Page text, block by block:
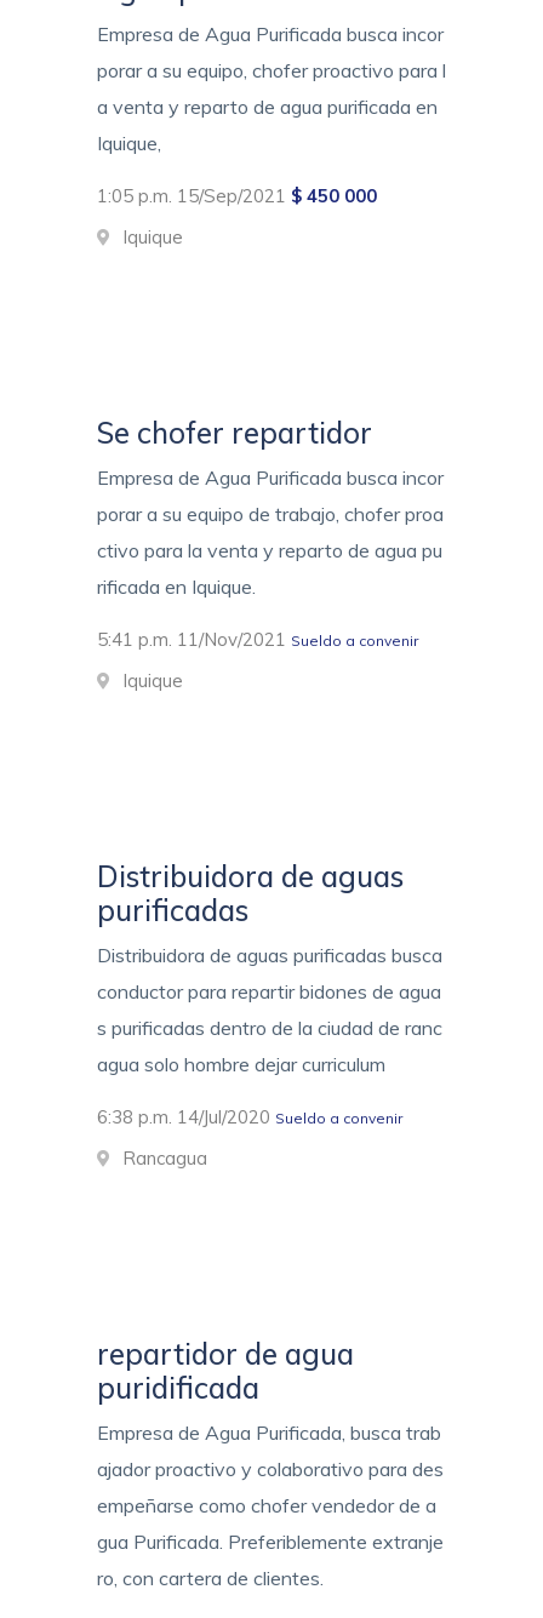
Empresa de Agua Purificada busca incor
porar a su equipo, chofer proactivo para l
a venta y reparto de agua purificada en
Iquique,
1:05 p.m. 15/Sep/2021 $ 450 000
Iquique
Se chofer repartidor
Empresa de Agua Purificada busca incor
porar a su equipo de trabajo, chofer proa
ctivo para la venta y reparto de agua pu
rificada en Iquique.
5:41 p.m. 11/Nov/2021 Sueldo a convenir
Iquique
Distribuidora de aguas
purificadas
Distribuidora de aguas purificadas busca
conductor para repartir bidones de agua
s purificadas dentro de la ciudad de ranc
agua solo hombre dejar curriculum
6:38 p.m. 14/Jul/2020 Sueldo a convenir
Rancagua
repartidor de agua
puridificada
Empresa de Agua Purificada, busca trab
ajador proactivo y colaborativo para des
empeñarse como chofer vendedor de a
gua Purificada. Preferiblemente extranje
ro, con cartera de clientes.